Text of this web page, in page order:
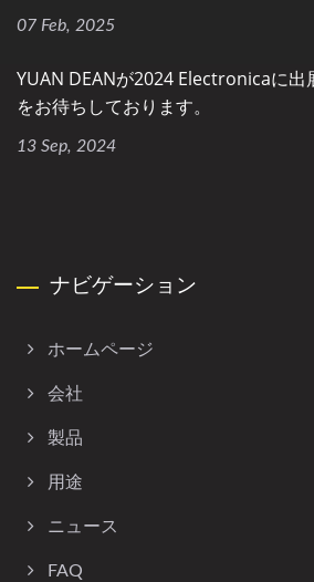
07 Feb, 2025
YUAN DEANが2024 Electronicaに出
をお待ちしております。
13 Sep, 2024
ナビゲーション
ホームページ
会社
製品
用途
ニュース
FAQ